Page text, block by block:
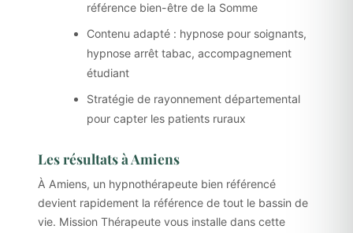
référence bien-être de la Somme
Contenu adapté : hypnose pour soignants,
hypnose arrêt tabac, accompagnement
étudiant
Stratégie de rayonnement départemental
pour capter les patients ruraux
Les résultats à Amiens
À Amiens, un hypnothérapeute bien référencé
devient rapidement la référence de tout le bassin de
vie. Mission Thérapeute vous installe dans cette